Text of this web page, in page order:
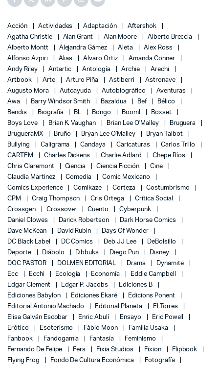
Acción Actividades Adaptación
Aftershok
Agatha Christie
Alan Grant Alan Moore
Alberto Breccia
Alberto Montt
Alejandra Gámez Aleta
Alex Ross
Alfonso Azpiri
Alias Alvaro Ortiz
Amanda Conner
Andy Riley
Antartic Antología Archie
Arechi
Artbook
Arte Arturo Piña Astiberri
Astronave
Augusto Mora
Autoayuda Autobiográfico
Aventuras
Awa
Barry Windsor Smith Bazaldua Bef
Bélico
Bendis
Biografía BL Bongo Boom!
Boxset
Boys Love
Brian K. Vaughan Brian Lee O'Malley
Bruguera
BrugueraMX
Bruño Bryan Lee O'Malley
Bryan Talbot
Bullying
Caligrama Candaya Caricaturas
Carlos Trillo
CARTEM
Charles Dickens Charlie Adlard
Chepe Ríos
Chris Claremont
Ciencia Ciencia Ficción
Cine
Claudia Martinez
Comedia
Comic Mexicano
Comics Experience
Comikaze Corteza
Costumbrismo
CPM
Craig Thompson Cris Ortega
Crítica Social
Crossgen
Crossover Cuento
Cyberpunk
Daniel Clowes
Darick Robertson
Dark Horse Comics
Dave McKean
David Rubin
Days Of Wonder
DC Black Label
DC Comics Deb JJ Lee
DeBolsillo
Deporte
Diábolo Dibbuks Diego Pun
Disney
DOC PASTOR
DOLMEN EDITORIAL Drama
Dynamite
Ecc
Ecchi Ecología Economía
Eddie Campbell
Edgar Clement
Edgar P. Jacobs
Ediciones B
Ediciones Babylon
Ediciones Ekaré
Edicions Ponent
Editorial Antonio Machado
Editorial Planeta
El Torres
Elisa Galván Escobar
Enric Abulí Ensayo
Eric Powell
Erótico
Esoterismo Fábio Moon
Familia Usaka
Fanbook
Fandogamia Fantasía
Feminismo
Fernando De Felipe
Fers Fixia Studios Fixion
Flipbook
Flying Frog
Fondo De Cultura Económica
Fotografía